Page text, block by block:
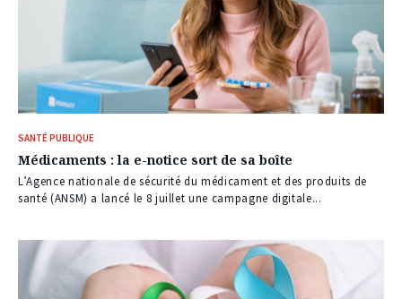
SANTÉ PUBLIQUE
Médicaments : la e-notice sort de sa boîte
L’Agence nationale de sécurité du médicament et des produits de
santé (ANSM) a lancé le 8 juillet une campagne digitale...